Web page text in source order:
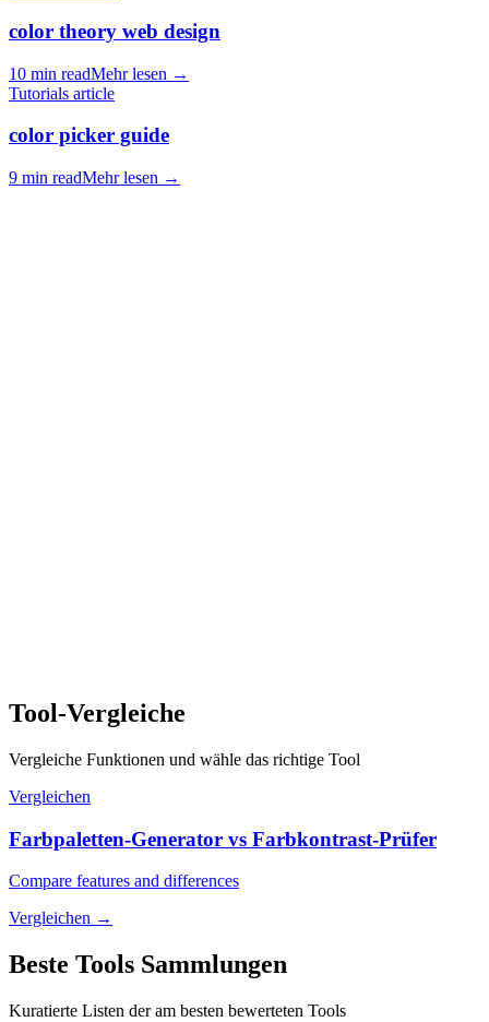
color theory web design
10 min readMehr lesen →
Tutorials article
color picker guide
9 min readMehr lesen →
Tool-Vergleiche
Vergleiche Funktionen und wähle das richtige Tool
Vergleichen
Farbpaletten-Generator vs Farbkontrast-Prüfer
Compare features and differences
Vergleichen →
Beste Tools Sammlungen
Kuratierte Listen der am besten bewerteten Tools